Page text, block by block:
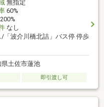
無指定
60%
なし
/「波介川橋北詰」バス停 停歩
県土佐市蓮池
即引渡し可